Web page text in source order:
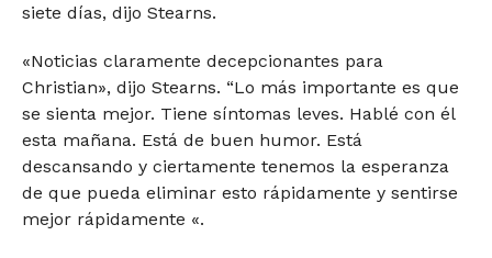
siete días, dijo Stearns.
«Noticias claramente decepcionantes para
Christian», dijo Stearns. “Lo más importante es que
se sienta mejor. Tiene síntomas leves. Hablé con él
esta mañana. Está de buen humor. Está
descansando y ciertamente tenemos la esperanza
de que pueda eliminar esto rápidamente y sentirse
mejor rápidamente «.